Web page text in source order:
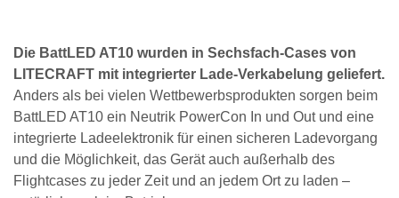
Die BattLED AT10 wurden in Sechsfach-Cases von
LITECRAFT mit integrierter Lade-Verkabelung geliefert.
Anders als bei vielen Wettbewerbsprodukten sorgen beim
BattLED AT10 ein Neutrik PowerCon In und Out und eine
integrierte Ladeelektronik für einen sicheren Ladevorgang
und die Möglichkeit, das Gerät auch außerhalb des
Flightcases zu jeder Zeit und an jedem Ort zu laden –